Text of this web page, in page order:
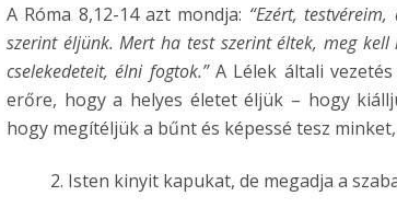
A Róma 8,12-14 azt mondja: “Ezért,
szerint éljünk. Mert ha test szerint éltek, meg
cselekedeteit, élni fogtok.”A Lélek általi
erőre, hogy a helyes életet éljük – hogy
hogy megítéljük a bűnt és képessé tesz
2. Isten kinyit kapukat, de megadja a